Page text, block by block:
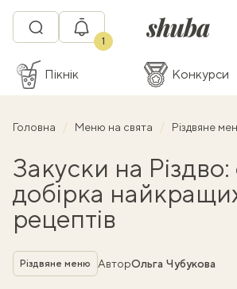
1
Пікнік Конкурси
Головна Меню на свята Різдвяне
Закуски на
добірка
рецептів
Рубрика
Різдвяне меню АвторОльга Чубукова